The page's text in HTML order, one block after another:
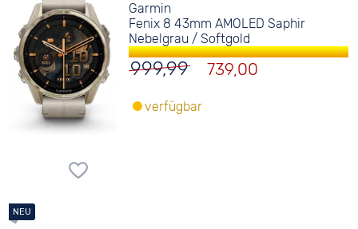
Garmin
Fenix 8 43mm AMOLED Saphir
Nebelgrau / Softgold
999,99 739,00
verfügbar